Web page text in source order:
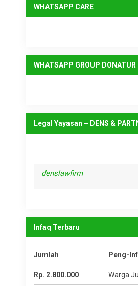
WHATSAPP CARE
WHATSAPP GROUP DONATUR
Legal Yayasan – DENS &
denslawfirm
Infaq Terbaru
Jumlah Peng-
Rp. 2.800.000 Warga